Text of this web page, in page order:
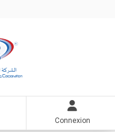
Connexion